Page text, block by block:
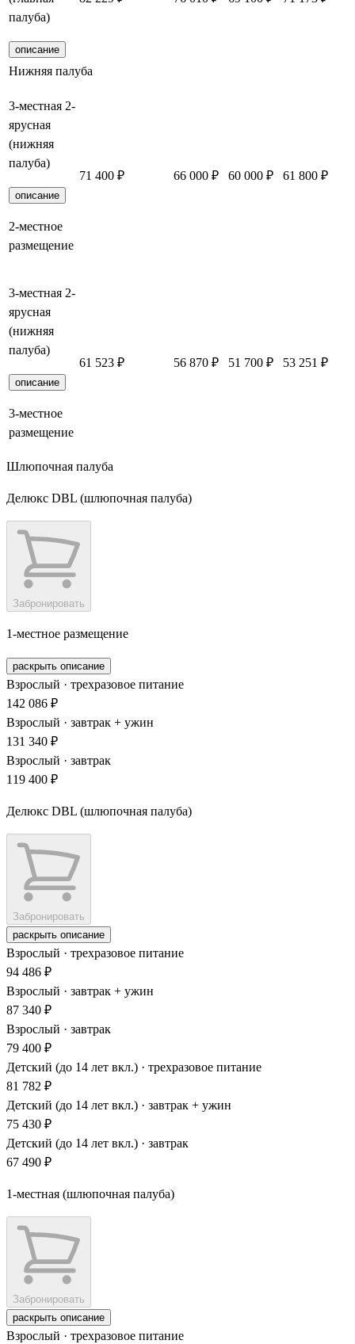
палуба)
описание
Нижняя палуба
3-местная 2-
ярусная
(нижняя
палуба)
описание
2-местное
размещение
71 400 ₽ 66 000 ₽ 60 000 ₽ 61 800 ₽
3-местная 2-
ярусная
(нижняя
палуба)
описание
3-местное
размещение
61 523 ₽ 56 870 ₽ 51 700 ₽ 53 251 ₽
Шлюпочная палуба
Делюкс DBL (шлюпочная палуба)
Забронировать
1-местное размещение
раскрыть описание
Взрослый · трехразовое питание
142 086 ₽
Взрослый · завтрак + ужин
131 340 ₽
Взрослый · завтрак
119 400 ₽
Делюкс DBL (шлюпочная палуба)
Забронировать
раскрыть описание
Взрослый · трехразовое питание
94 486 ₽
Взрослый · завтрак + ужин
87 340 ₽
Взрослый · завтрак
79 400 ₽
Детский (до 14 лет вкл.) · трехразовое питание
81 782 ₽
Детский (до 14 лет вкл.) · завтрак + ужин
75 430 ₽
Детский (до 14 лет вкл.) · завтрак
67 490 ₽
1-местная (шлюпочная палуба)
Забронировать
раскрыть описание
Взрослый · трехразовое питание